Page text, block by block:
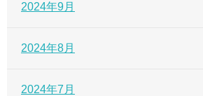
2024年9月
2024年8月
2024年7月